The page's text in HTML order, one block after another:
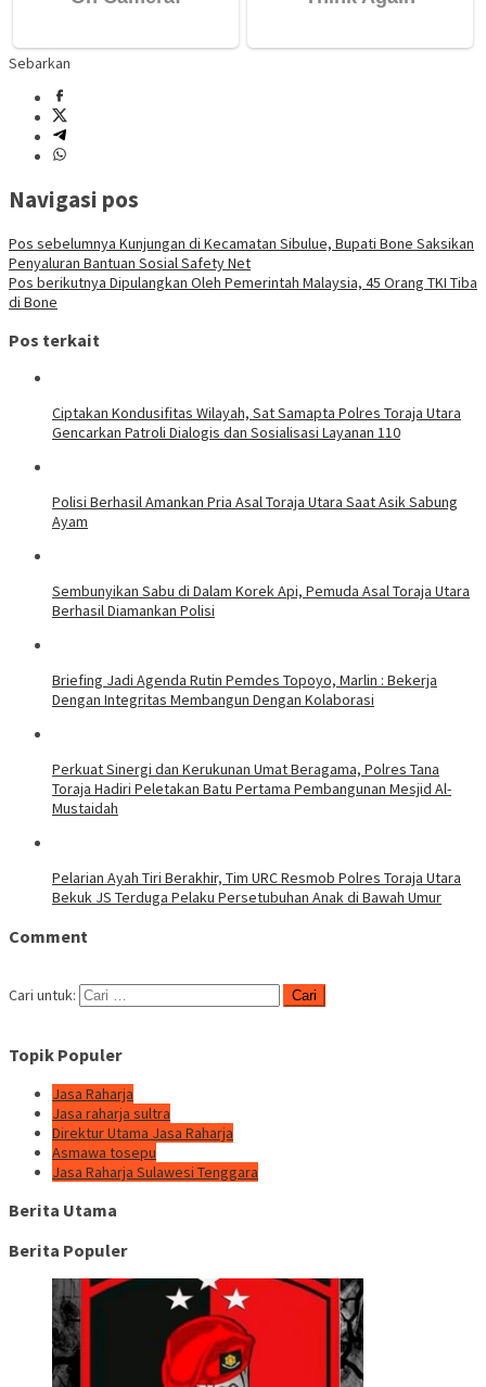
Sebarkan
Navigasi pos
Pos sebelumnya Kunjungan di Kecamatan Sibulue, Bupati Bone Saksikan
Penyaluran Bantuan Sosial Safety Net
Pos berikutnya Dipulangkan Oleh Pemerintah Malaysia, 45 Orang TKI Tiba
di Bone
Pos terkait
Ciptakan Kondusifitas Wilayah, Sat Samapta Polres Toraja Utara
Gencarkan Patroli Dialogis dan Sosialisasi Layanan 110
Polisi Berhasil Amankan Pria Asal Toraja Utara Saat Asik Sabung
Ayam
Sembunyikan Sabu di Dalam Korek Api, Pemuda Asal Toraja Utara
Berhasil Diamankan Polisi
Briefing Jadi Agenda Rutin Pemdes Topoyo, Marlin : Bekerja
Dengan Integritas Membangun Dengan Kolaborasi
Perkuat Sinergi dan Kerukunan Umat Beragama, Polres Tana
Toraja Hadiri Peletakan Batu Pertama Pembangunan Mesjid Al-
Mustaidah
Pelarian Ayah Tiri Berakhir, Tim URC Resmob Polres Toraja Utara
Bekuk JS Terduga Pelaku Persetubuhan Anak di Bawah Umur
Comment
Cari untuk:
Topik Populer
Jasa Raharja
Jasa raharja sultra
Direktur Utama Jasa Raharja
Asmawa tosepu
Jasa Raharja Sulawesi Tenggara
Berita Utama
Berita Populer